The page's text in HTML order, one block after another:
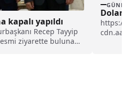
kapalı yapıldı
Recep Tayyip
ziyarette bulunan
https://